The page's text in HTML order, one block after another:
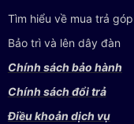
Tìm hiểu về mua trả góp
Bảo trì và lên dây đàn
Chính sách bảo hành
Chính sách đổi trả
Điều khoản dịch vụ